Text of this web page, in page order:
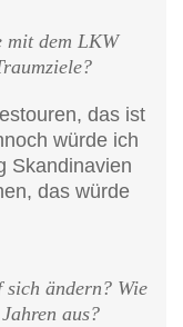
mit dem LKW
das ist
würde ich
Skandinavien
das würde
sich ändern? Wie
aus?